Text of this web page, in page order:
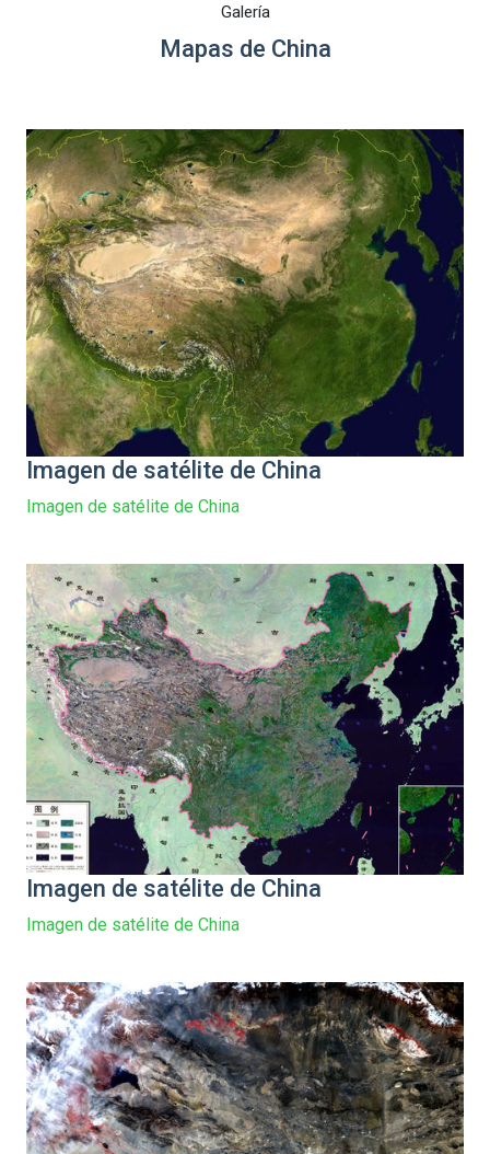
Galería
Mapas de China
Imagen de satélite de China
Imagen de satélite de China
Imagen de satélite de China
Imagen de satélite de China